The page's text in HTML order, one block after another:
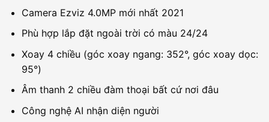
Camera Ezviz 4.0MP mới nhất 2021
Phù hợp lắp đặt ngoài trời có màu 24/24
Xoay 4 chiều (góc xoay ngang: 352°, góc xoay dọc:
95°)
Âm thanh 2 chiều đàm thoại bất cứ nơi đâu
Công nghệ AI nhận diện người